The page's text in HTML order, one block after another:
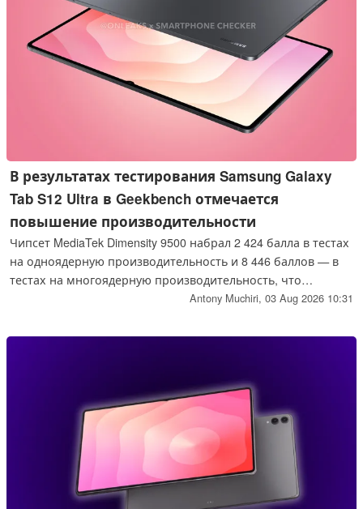
В результатах тестирования Samsung Galaxy
Tab S12 Ultra в Geekbench отмечается
повышение производительности
Чипсет MediaTek Dimensity 9500 набрал 2 424 балла в тестах
на одноядерную производительность и 8 446 баллов — в
тестах на многоядерную производительность, что
представляет собой небольшое улучшение по сравнению
12 ГБ оперативной памяти. Ожидается, что серия Tab S12
Antony Muchiri, 03 Aug 2026 10:31